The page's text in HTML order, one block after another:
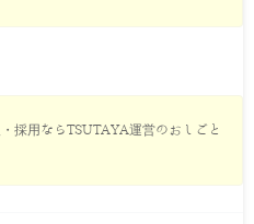
採用ならTSUTAYA運営のおしごと